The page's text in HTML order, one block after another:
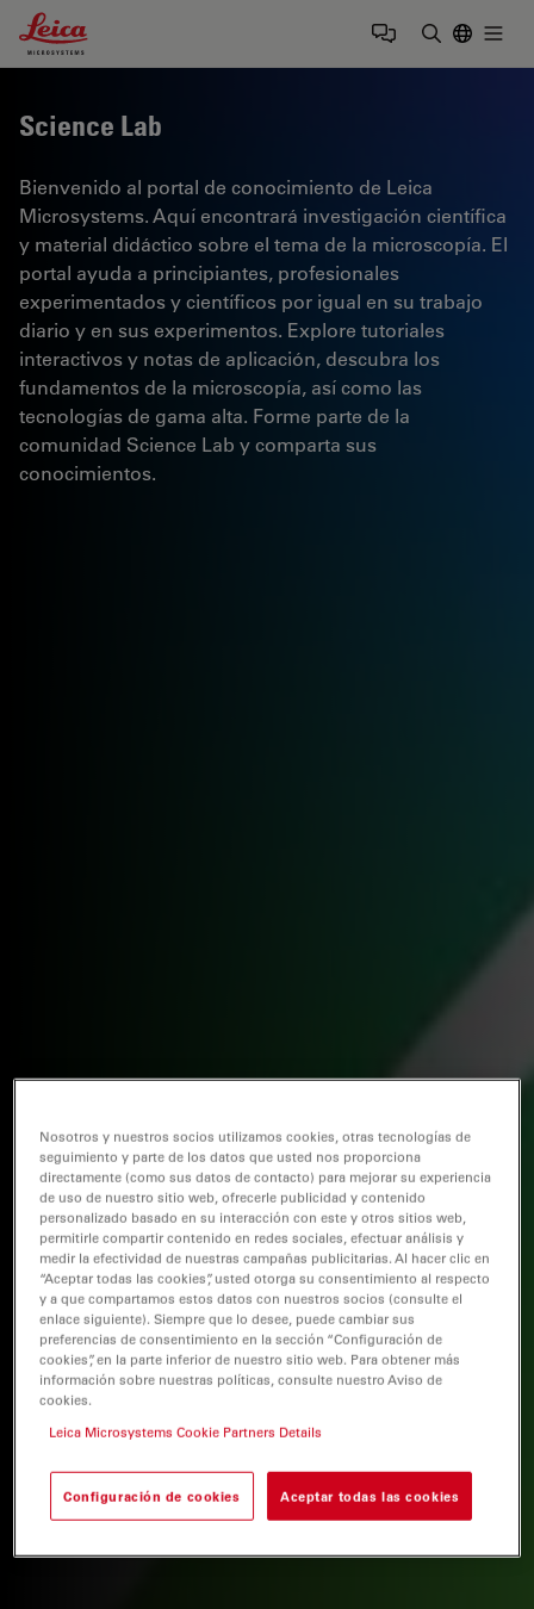
Leica Microsystems Logo
Science Lab
Bienvenido al portal de conocimiento de Leica
Microsystems. Aquí encontrará investigación científica
y material didáctico sobre el tema de la microscopía. El
portal ayuda a principiantes, profesionales
experimentados y científicos por igual en su trabajo
diario y en sus experimentos. Explore tutoriales
interactivos y notas de aplicación, descubra los
fundamentos de la microscopía, así como las
tecnologías de gama alta. Forme parte de la
comunidad Science Lab y comparta sus
conocimientos.
Nosotros y nuestros socios utilizamos cookies, otras tecnologías de
seguimiento y parte de los datos que usted nos proporciona
directamente (como sus datos de contacto) para mejorar su experiencia
de uso de nuestro sitio web, ofrecerle publicidad y contenido
personalizado basado en su interacción con este y otros sitios web,
permitirle compartir contenido en redes sociales, efectuar análisis y
medir la efectividad de nuestras campañas publicitarias. Al hacer clic en
“Aceptar todas las cookies”, usted otorga su consentimiento al respecto
y a que compartamos estos datos con nuestros socios (consulte el
enlace siguiente). Siempre que lo desee, puede cambiar sus
preferencias de consentimiento en la sección “Configuración de
cookies”, en la parte inferior de nuestro sitio web. Para obtener más
información sobre nuestras políticas, consulte nuestro Aviso de
cookies.
Leica Microsystems Cookie Partners Details
Configuración de cookies Aceptar todas las cookies